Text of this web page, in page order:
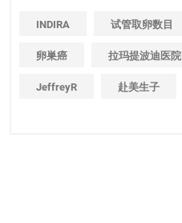
INDIRA 试管取卵数目
卵巣癌 拉玛提波迪医院
JeffreyR 赴美生子